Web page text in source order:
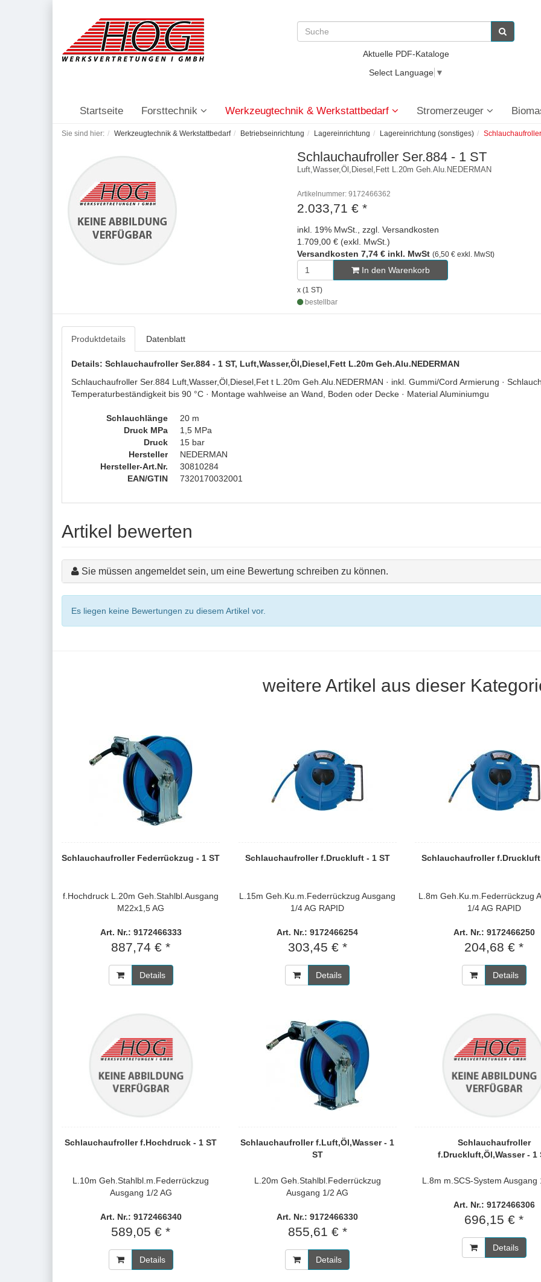
Aktuelle PDF-Kataloge
Select Language ▼
Startseite Forsttechnik Werkzeugtechnik & Werkstattbedarf Stromerzeuger
Sie sind hier: Werkzeugtechnik & Werkstattbedarf Betriebseinrichtung Lagereinrichtung Lagereinrichtung (sonstiges) Schlauchaufroller
Schlauchaufroller Ser.884 - 1 ST
Luft,Wasser,Öl,Diesel,Fett L.20m Geh.Alu.NEDERMAN
Artikelnummer: 9172466362
2.033,71 € *
inkl. 19% MwSt., zzgl. Versandkosten
1.709,00 € (exkl. MwSt.)
Versandkosten 7,74 € inkl. MwSt (6,50 € exkl. MwSt)
In den Warenkorb
x (1 ST)
bestellbar
Produktdetails Datenblatt
Details: Schlauchaufroller Ser.884 - 1 ST, Luft,Wasser,Öl,Diesel,Fett L.20m Geh.Alu.NEDERMAN
Schlauchaufroller Ser.884 Luft,Wasser,Öl,Diesel,Fet t L.20m Geh.Alu.NEDERMAN · inkl. Gummi/Cord Armierung ·
Temperaturbeständigkeit bis 90 °C · Montage wahlweise an Wand, Boden oder Decke · Material Aluminiumgu
Schlauchlänge
20 m
Druck MPa
1,5 MPa
Druck
15 bar
Hersteller
NEDERMAN
Hersteller-Art.Nr.
30810284
EAN/GTIN
7320170032001
Artikel bewerten
Sie müssen angemeldet sein, um eine Bewertung schreiben zu können.
Es liegen keine Bewertungen zu diesem Artikel vor.
weitere Artikel aus dieser
Schlauchaufroller Federrückzug - 1 ST
f.Hochdruck L.20m Geh.Stahlbl.Ausgang
M22x1,5 AG
Art. Nr.: 9172466333
887,74 € *
Details
Schlauchaufroller f.Druckluft - 1 ST
L.15m Geh.Ku.m.Federrückzug Ausgang
1/4 AG RAPID
Art. Nr.: 9172466254
303,45 € *
Details
Schlauchaufroller f.Druckluft
L.8m Geh.Ku.m.Federrückzug
1/4 AG RAPID
Art. Nr.: 9172466250
204,68 € *
Details
Schlauchaufroller f.Hochdruck - 1 ST
L.10m Geh.Stahlbl.m.Federrückzug
Ausgang 1/2 AG
Art. Nr.: 9172466340
589,05 € *
Details
Schlauchaufroller f.Luft,Öl,Wasser - 1
ST
L.20m Geh.Stahlbl.Federrückzug
Ausgang 1/2 AG
Art. Nr.: 9172466330
855,61 € *
Details
Schlauchaufroller
f.Druckluft,Öl,Wasser - 1
L.8m m.SCS-System Ausgang
Art. Nr.: 9172466306
696,15 € *
Details